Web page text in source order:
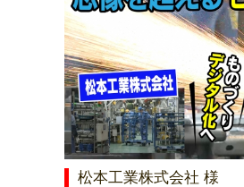
松本工業株式会社 様